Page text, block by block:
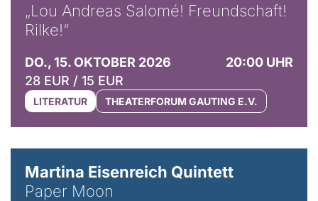
„Lou Andreas Salomé! Freundschaft!
Rilke!“
DO., 15. OKTOBER 2026
20:00 UHR
28 EUR / 15 EUR
LITERATUR THEATERFORUM GAUTING E.V.
Martina Eisenreich Quintett
Paper Moon